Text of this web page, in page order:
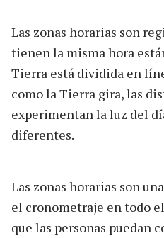
Las zonas horarias son
tienen la misma hora
Tierra está dividida en
como la Tierra gira, las
experimentan la luz del
diferentes.
Las zonas horarias son
el cronometraje en todo
que las personas puedan